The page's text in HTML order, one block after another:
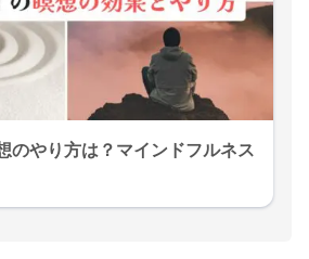
のやり方は？マインドフルネス